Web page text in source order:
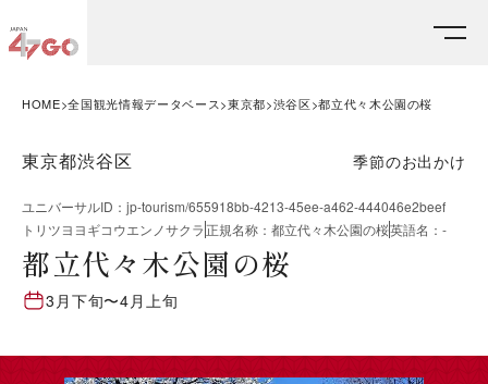
HOME 全国観光情報データベース 東京都 渋谷区 都立代々木公園の桜
東京都渋谷区 季節のお出かけ
ユニバーサルID ： jp-tourism/655918bb-4213-45ee-a462-444046e2beef
トリツヨヨギコウエンノサクラ正規名称 ： 都立代々木公園の桜英語名 ： -
都立代々木公園の桜
3月下旬〜4月上旬